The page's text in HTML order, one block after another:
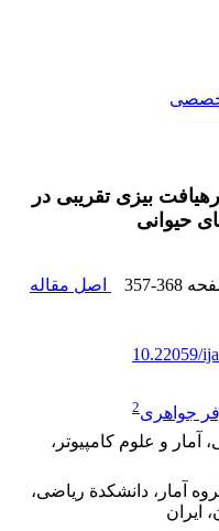
بیزی تقریبی در
حیوانی
357-368
اصل مقاله
10.22059/
جواهری2
آمار و علوم کامپیوتر،
آمار، دانشکدة ریاضی،
ایران